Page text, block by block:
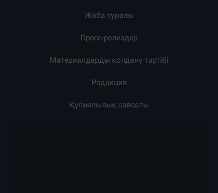
Жоба туралы
Пресс-релиздер
Материалдарды қолдану тәртібі
Редакция
Құпиялылық саясаты